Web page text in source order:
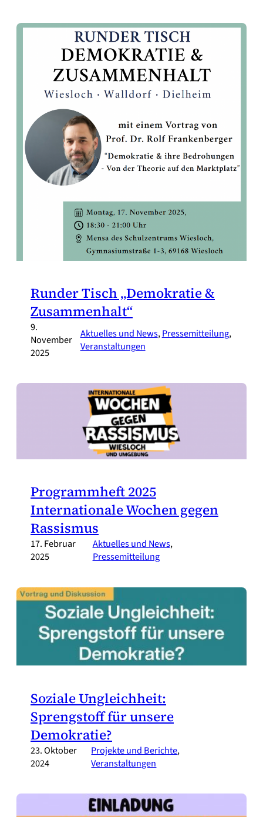
Runder Tisch „Demokratie &
Zusammenhalt“
9.
November
2025
Aktuelles und News, Pressemitteilung,
Veranstaltungen
Programmheft 2025
Internationale Wochen gegen
Rassismus
17. Februar
2025
Aktuelles und News,
Pressemitteilung
Soziale Ungleichheit:
Sprengstoff für unsere
Demokratie?
23. Oktober
2024
Projekte und Berichte
Veranstaltungen